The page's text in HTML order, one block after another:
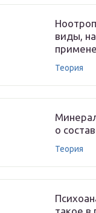
виды,
Теория
о
Теория